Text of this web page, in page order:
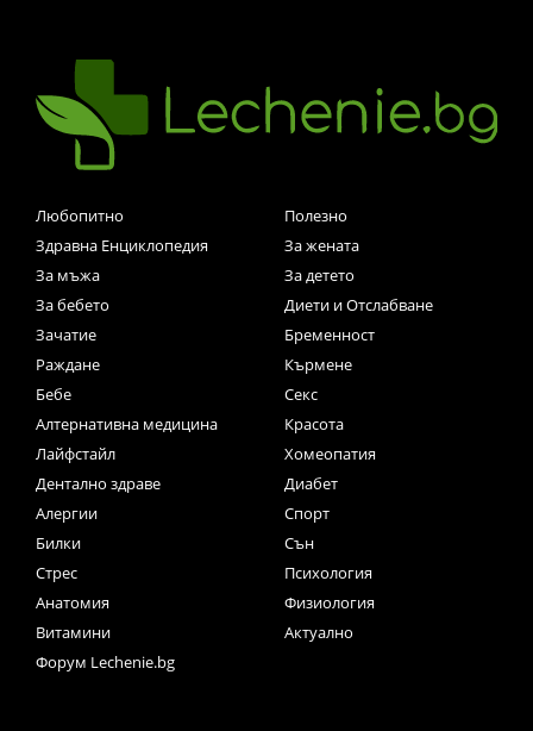
Любопитно
Полезно
Здравна Енциклопедия
За жената
За мъжа
За детето
За бебето
Диети и Отслабване
Зачатие
Бременност
Раждане
Кърмене
Бебе
Секс
Алтернативна медицина
Красота
Лайфстайл
Хомеопатия
Дентално здраве
Диабет
Алергии
Спорт
Билки
Сън
Стрес
Психология
Анатомия
Физиология
Витамини
Актуално
Форум Lechenie.bg